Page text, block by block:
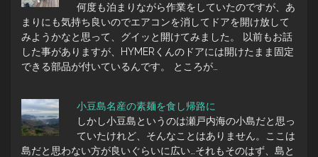
何度も泊まりながら作業をしていたのですが、あ
まりにも気持ち良いのでエアコンを消してドアを開け放して
みようかなと思って、グイッと開けてみました。 以前もお話
した事がありますが、HYMERくんのドアには開けたまま固定
できる部品が付いているんです。 ところが…
小豆島名産の素麺を食し帰路に
しかし小豆島というのは瀬戸内海の小島だと思っ
ていたけれど、そんなことはありません。ここは
島だと思わない方が良いぐらいに広い…それもそのはず、島と